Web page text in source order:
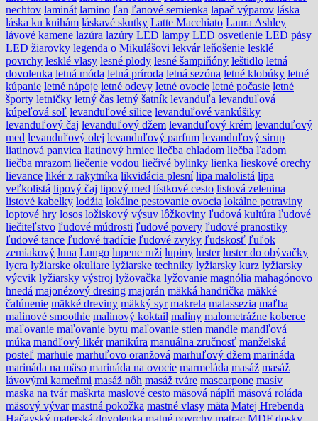
nechtov laminát lamino ľan ľanové semienka lapač výparov láska
láska ku knihám láskavé skutky Latte Macchiato Laura Ashley
lávové kamene lazúra lazúry LED lampy LED osvetlenie LED pásy
LED žiarovky legenda o Mikulášovi lekvár leňošenie lesklé
povrchy lesklé vlasy lesné plody lesné šampiňóny leštidlo letná
dovolenka letná móda letná príroda letná sezóna letné klobúky letné
kúpanie letné nápoje letné odevy letné ovocie letné počasie letné
športy letničky letný čas letný šatník levanduľa levanduľová
kúpeľová soľ levanduľové silice levanduľové vankúšiky
levanduľový čaj levanduľový džem levanduľový krém levanduľový
med levanduľový olej levanduľový parfum levanduľový sirup
liatinová panvica liatinový hrniec liečba chladom liečba ľadom
liečba mrazom liečenie vodou liečivé bylinky lienka lieskové orechy
lievance likér z rakytníka likvidácia plesní lipa malolistá lipa
veľkolistá lipový čaj lipový med lístkové cesto listová zelenina
listové kabelky lodžia lokálne pestovanie ovocia lokálne potraviny
loptové hry losos ložiskový výsuv lôžkoviny ľudová kultúra ľudové
liečiteľstvo ľudové múdrosti ľudové povery ľudové pranostiky
ľudové tance ľudové tradície ľudové zvyky ľudskosť ľuľok
zemiakový luna Lungo lupene ruží lupiny luster luster do obývačky
lycra lyžiarske okuliare lyžiarske techniky lyžiarsky kurz lyžiarsky
výcvik lyžiarsky výstroj lyžovačka lyžovanie magnólia mahagónovo
hnedá majonézový dresing majorán mäkká handrička mäkké
čalúnenie mäkké dreviny mäkký syr makrela malassezia maľba
malinové smoothie malinový koktail maliny malometrážne koberce
maľovanie maľovanie bytu maľovanie stien mandle mandľová
múka mandľový likér manikúra manuálna zručnosť manželská
posteľ marhule marhuľovo oranžová marhuľový džem marináda
marináda na mäso marináda na ovocie marmeláda masáž masáž
lávovými kameňmi masáž nôh masáž tváre mascarpone masív
maska na tvár maškrta maslové cesto mäsová náplň mäsová roláda
mäsový vývar mastná pokožka mastné vlasy mäta Matej Hrebenda